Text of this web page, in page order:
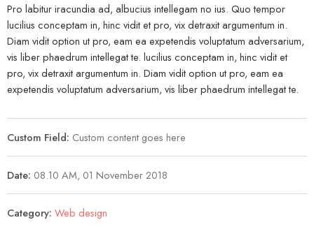
Pro labitur iracundia ad, albucius intellegam no ius. Quo tempor
lucilius conceptam in, hinc vidit et pro, vix detraxit argumentum in.
Diam vidit option ut pro, eam ea expetendis voluptatum adversarium,
vis liber phaedrum intellegat te. lucilius conceptam in, hinc vidit et
pro, vix detraxit argumentum in. Diam vidit option ut pro, eam ea
expetendis voluptatum adversarium, vis liber phaedrum intellegat te.
Custom Field: Custom content goes here
Date: 08.10 AM, 01 November 2018
Category: Web design